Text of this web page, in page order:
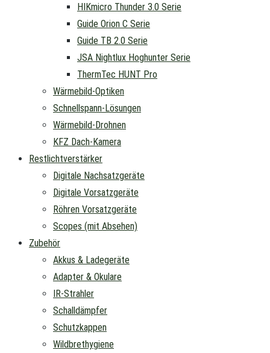
HIKmicro Thunder 3.0 Serie
Guide Orion C Serie
Guide TB 2.0 Serie
JSA Nightlux Hoghunter Serie
ThermTec HUNT Pro
Wärmebild-Optiken
Schnellspann-Lösungen
Wärmebild-Drohnen
KFZ Dach-Kamera
Restlichtverstärker
Digitale Nachsatzgeräte
Digitale Vorsatzgeräte
Röhren Vorsatzgeräte
Scopes (mit Absehen)
Zubehör
Akkus & Ladegeräte
Adapter & Okulare
IR-Strahler
Schalldämpfer
Schutzkappen
Wildbrethygiene